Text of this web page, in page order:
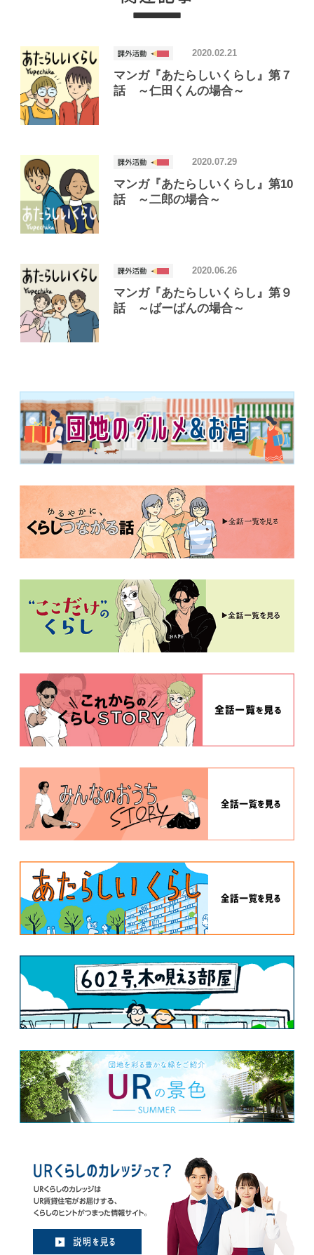
マンガ『あたらしいくらし』第７
話 ～仁田くんの場合～
2020.02.21
マンガ『あたらしいくらし』第10
話 ～二郎の場合～
2020.07.29
マンガ『あたらしいくらし』第９
話 ～ばーばんの場合～
2020.06.26